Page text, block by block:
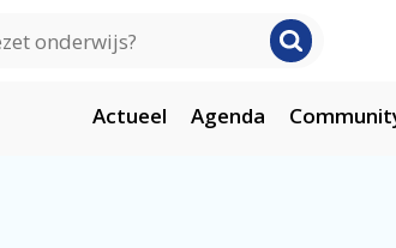
Actueel Agenda